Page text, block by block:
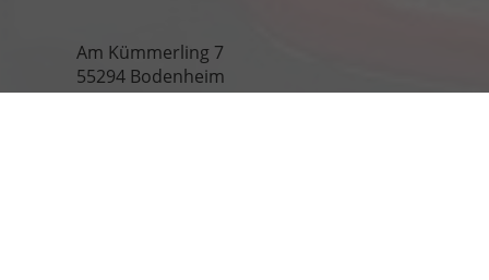
Am Kümmerling 7
55294 Bodenheim
Ihre Anfahrt